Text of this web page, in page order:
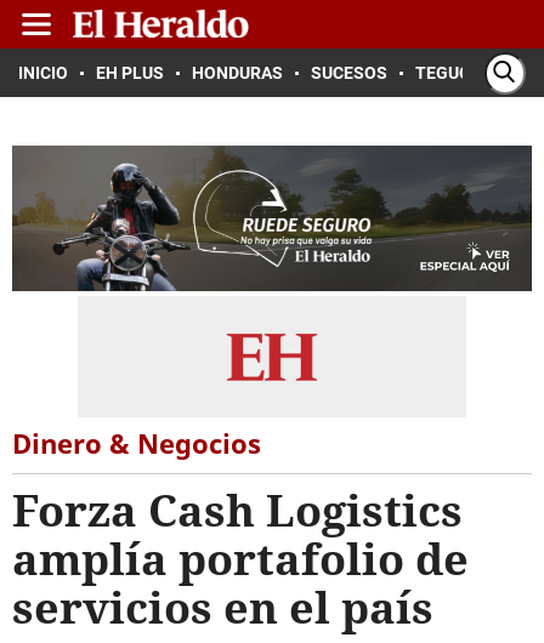
INICIO EH PLUS HONDURAS SUCESOS TEGUCIGALPA
Dinero & Negocios
Forza Cash Logistics
amplía portafolio de
servicios en el país